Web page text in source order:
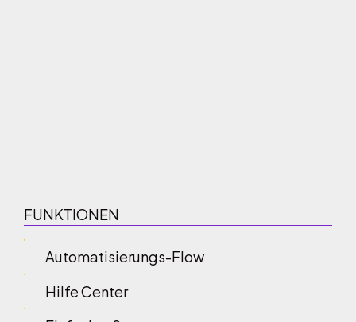
FUNKTIONEN
Automatisierungs-Flow
Hilfe Center